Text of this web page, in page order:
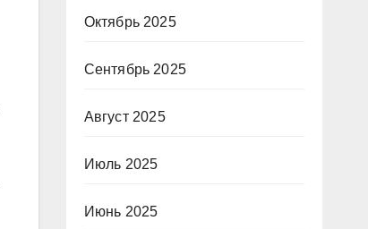
Октябрь 2025
Сентябрь 2025
Август 2025
Июль 2025
Июнь 2025